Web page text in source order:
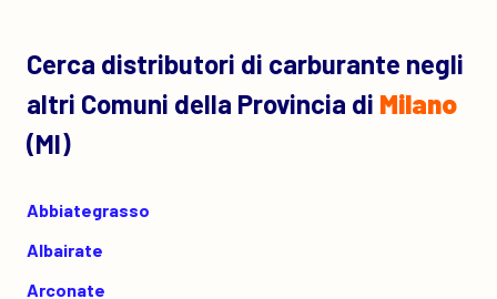
Cerca distributori di carburante negli
altri Comuni della Provincia di Milano
(MI)
Abbiategrasso
Albairate
Arconate